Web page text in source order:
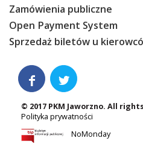
Zamówienia publiczne
Open Payment System
Sprzedaż biletów u
 
© 2017 PKM Jaworzno. All
Polityka prywatności
NoMonday